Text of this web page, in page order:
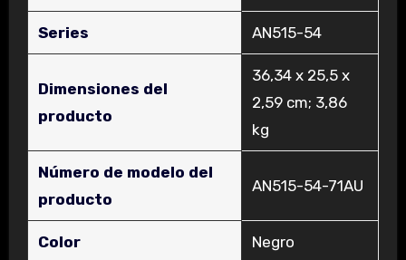
Series ‎AN515-54
Dimensiones del
producto
‎36,34 x 25,5 x
2,59 cm; 3,86
kg
Número de modelo del
producto
‎AN515-54-71AU
Color ‎Negro